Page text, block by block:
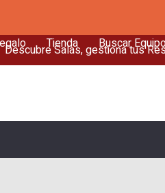
Tienda Buscar
Descubre Salas, gestiona tus